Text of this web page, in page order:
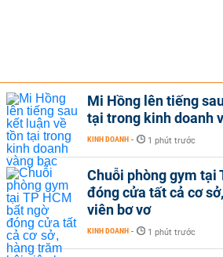
Mi Hồng lên tiếng
tại trong kinh doanh
KINH DOANH - 1 phút trước
Chuỗi phòng gym tại
đóng cửa tất cả cơ
viên bơ vơ
KINH DOANH - 1 phút trước